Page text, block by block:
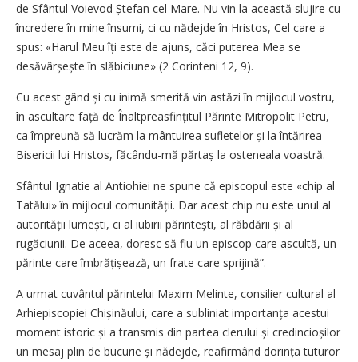
de Sfântul Voievod Ștefan cel Mare. Nu vin la această slujire cu
încredere în mine însumi, ci cu nădejde în Hristos, Cel care a
spus: «Harul Meu îți este de ajuns, căci puterea Mea se
desăvârșește în slăbiciune» (2 Corinteni 12, 9).
Cu acest gând și cu inimă smerită vin astăzi în mijlocul vostru,
în ascultare față de Înaltpreasfințitul Părinte Mitropolit Petru,
ca împreună să lucrăm la mântuirea sufletelor și la întărirea
Bisericii lui Hristos, făcându-mă părtaș la osteneala voastră.
Sfântul Ignatie al Antiohiei ne spune că episcopul este «chip al
Tatălui» în mijlocul comunității. Dar acest chip nu este unul al
autorității lumești, ci al iubirii părintești, al răbdării și al
rugăciunii. De aceea, doresc să fiu un episcop care ascultă, un
părinte care îm­brățișează, un frate care sprijină”.
A urmat cuvântul părintelui Maxim Melinte, consilier cultural al
Arhiepiscopiei Chișinăului, care a subliniat importanța acestui
moment istoric și a transmis din partea clerului și credincioșilor
un mesaj plin de bucurie și nădejde, reafirmând dorința tuturor